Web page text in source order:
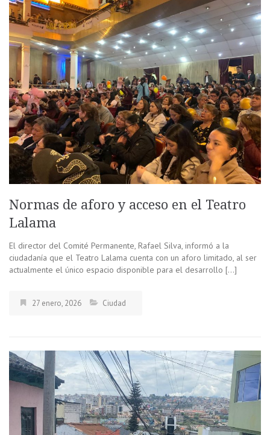
Normas de aforo y acceso en el Teatro
Lalama
El director del Comité Permanente, Rafael Silva, informó a la
ciudadanía que el Teatro Lalama cuenta con un aforo limitado, al ser
actualmente el único espacio disponible para el desarrollo […]
27 enero, 2026 Ciudad